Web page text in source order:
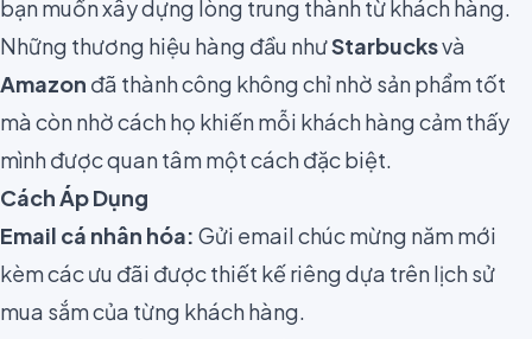
bạn muốn xây dựng lòng trung thành từ khách hàng.
Những thương hiệu hàng đầu nhưStarbucksvà
Amazon đã thành công không chỉ nhờ sản phẩm tốt
mà còn nhờ cách họ khiến mỗi khách hàng cảm thấy
mình được quan tâm một cách đặc biệt.
Cách Áp Dụng
Email cá nhân hóa: Gửi email chúc mừng năm mới
kèm các ưu đãi được thiết kế riêng dựa trên lịch sử
mua sắm của từng khách hàng.